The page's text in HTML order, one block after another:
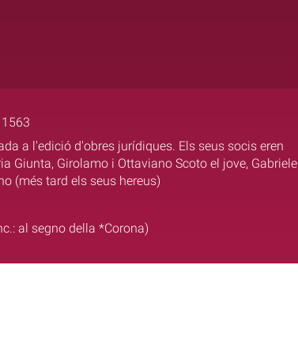
a l'edició d'obres jurídiques. Els seus socis eren
Giunta, Girolamo i Ottaviano Scoto el jove, Gabriele
(més tard els seus hereus)
al segno della *Corona)